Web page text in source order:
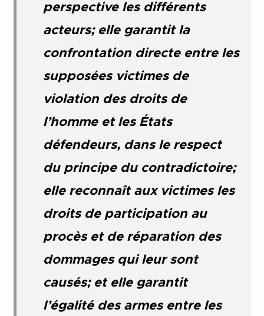
perspective les différents
acteurs; elle garantit la
confrontation directe entre les
supposées victimes de
violation des droits de
l’homme et les États
défendeurs, dans le respect
du principe du contradictoire;
elle reconnaît aux victimes les
droits de participation au
procès et de réparation des
dommages qui leur sont
causés; et elle garantit
l’égalité des armes entre les